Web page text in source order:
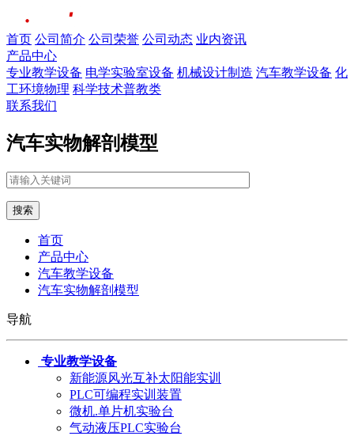
首页 公司简介 公司荣誉 公司动态 业内资讯
产品中心
专业教学设备 电学实验室设备 机械设计制造 汽车教学设备 化
工环境物理 科学技术普教类
联系我们
汽车实物解剖模型
搜索
首页
产品中心
汽车教学设备
汽车实物解剖模型
导航
专业教学设备
新能源风光互补太阳能实训
PLC可编程实训装置
微机.单片机实验台
气动液压PLC实验台